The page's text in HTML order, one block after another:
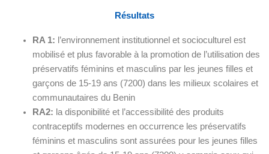
Résultats
RA 1: l’environnement institutionnel et socioculturel est
mobilisé et plus favorable à la promotion de l’utilisation des
préservatifs féminins et masculins par les jeunes filles et
garçons de 15-19 ans (7200) dans les milieux scolaires et
communautaires du Benin
RA2: la disponibilité et l’accessibilité des produits
contraceptifs modernes en occurrence les préservatifs
féminins et masculins sont assurées pour les jeunes filles